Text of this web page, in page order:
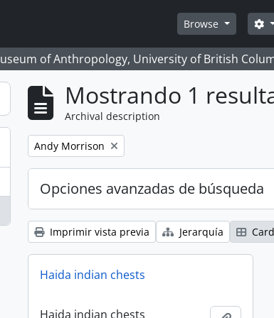
Browse
of Anthropology, University of British
Mostrando 1
Archival description
Remove filter:
Andy Morrison
Opciones avanzadas de búsqueda
Imprimir vista previa Jerarquía
Haida indian chests
Haida indian chests